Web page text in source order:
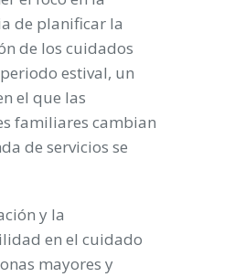
de planificar la
de los cuidados
estival, un
el que las
familiares cambian
de servicios se
y la
en el cuidado
mayores y